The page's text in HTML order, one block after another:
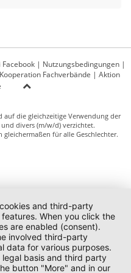
| Nutzungsbedingungen |
Kooperation Fachverbände | Aktion
auf die gleichzeitige Verwendung der
divers (m/w/d) verzichtet.
für alle Geschlechter.
and third-party
When you click the
are enabled (consent).
involved third-party
data for various purposes.
basis and third party
button "More" and in our